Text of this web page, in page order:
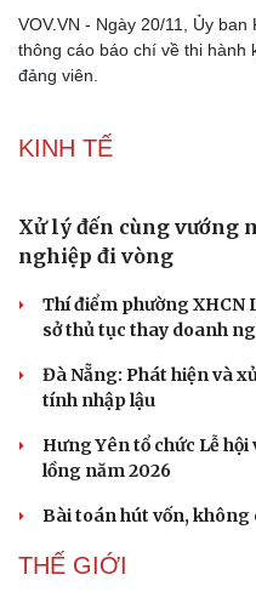
VOV.VN - Ngày 20/11, Ủy
thông cáo báo chí về thi hành
đảng viên.
KINH TẾ
Xử lý đến cùng vướng
nghiệp đi vòng
Thí điểm phường XHCN
sở thủ tục thay doanh
Đà Nẵng: Phát hiện và
tính nhập lậu
Hưng Yên tổ chức Lễ
lồng năm 2026
Bài toán hút vốn, không
THẾ GIỚI